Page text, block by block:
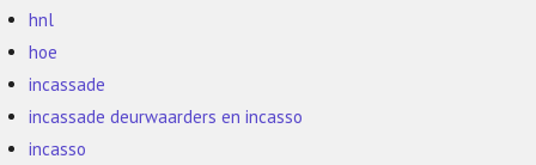
hnl
hoe
incassade
incassade deurwaarders en incasso
incasso